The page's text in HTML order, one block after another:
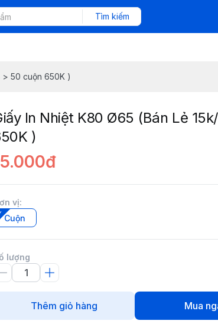
Tìm kiếm
> 50 cuộn 650K )
In Nhiệt K80 Ø65 (Bán Lẻ
)
vị:
Cuộn
lượng
Thêm giỏ hàng Mua